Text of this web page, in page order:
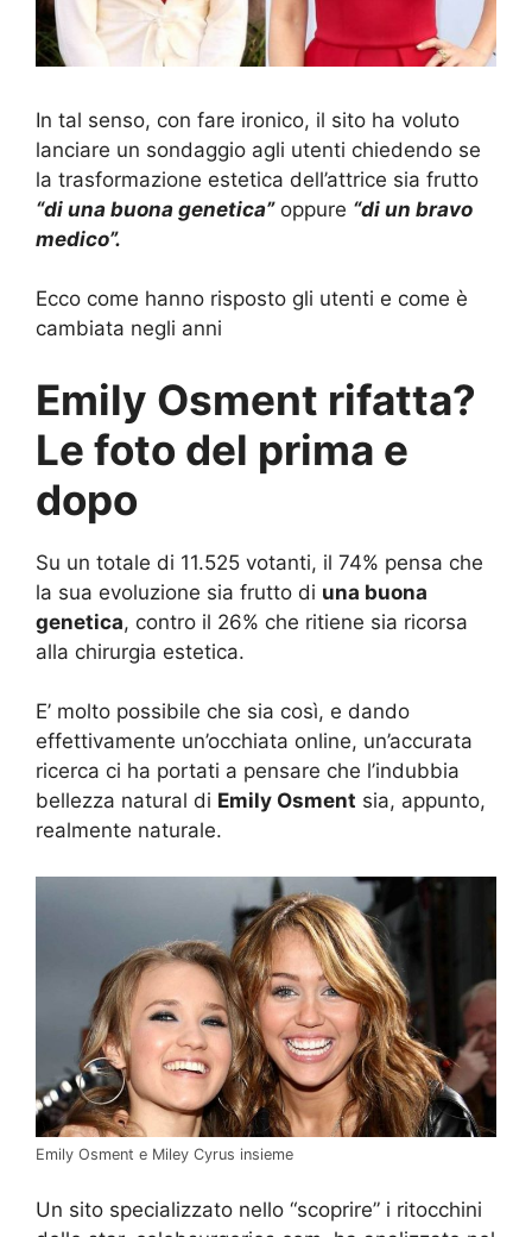
In tal senso, con fare ironico, il sito ha voluto
lanciare un sondaggio agli utenti chiedendo se
la trasformazione estetica dell’attrice sia frutto
“di una buona genetica”oppure “di un bravo
medico”.
Ecco come hanno risposto gli utenti e come è
cambiata negli anni
Emily Osment rifatta?
Le foto del prima e
dopo
Su un totale di 11.525 votanti, il 74% pensa che
la sua evoluzione sia frutto di una buona
genetica, contro il 26% che ritiene sia ricorsa
alla chirurgia estetica.
E’ molto possibile che sia così, e dando
effettivamente un’occhiata online, un’accurata
ricerca ci ha portati a pensare che l’indubbia
bellezza natural di Emily Osment sia, appunto,
realmente naturale.
Emily Osment e Miley Cyrus insieme
Un sito specializzato nello “scoprire” i ritocchini